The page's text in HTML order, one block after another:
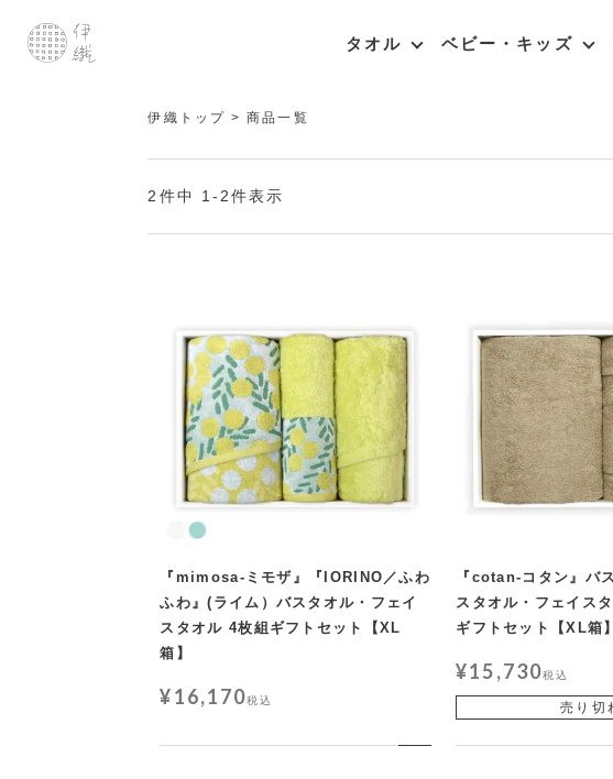
タオル ベビー・キッズ
伊織トップ 商品一覧
2 件中 1 - 2件表示
『mimosa-ミモザ』『IORINO／ふわ
ふわ』(ライム）バスタオル・フェイ
スタオル 4枚組ギフトセット【XL
箱】
¥16,170税込
『cotan-コタン』バ
スタオル・フェイス
ギフトセット【XL箱】
¥15,730税込
売り切